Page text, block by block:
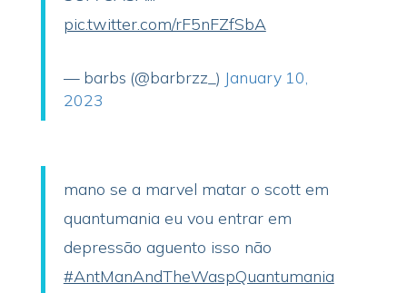
pic.twitter.com/rF5nFZfSbA
— barbs (@barbrzz_) January 10,
2023
mano se a marvel matar o scott em
quantumania eu vou entrar em
depressão aguento isso não
#AntManAndTheWaspQuantumania